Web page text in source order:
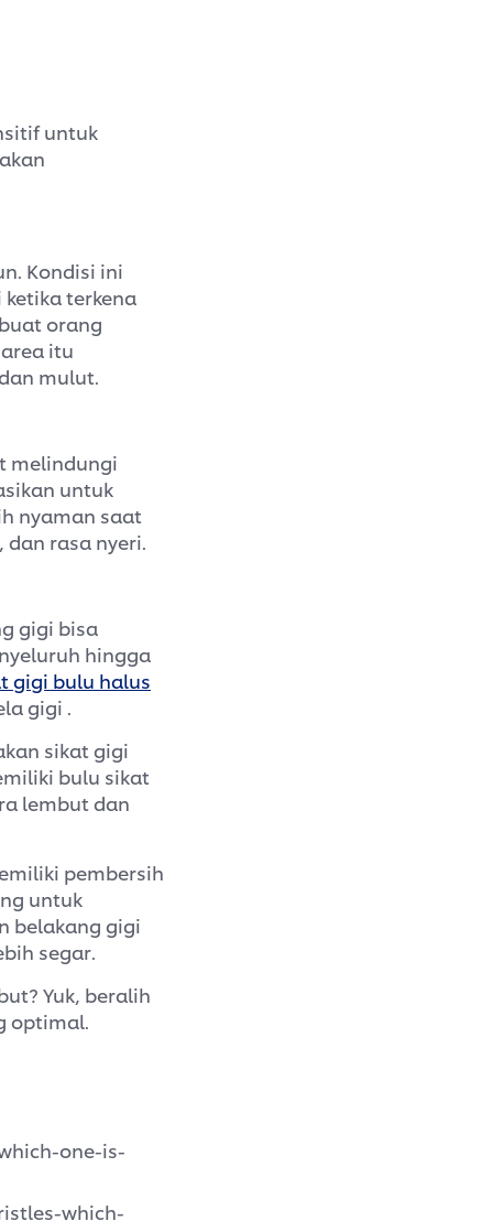
untuk
Kondisi ini
terkena
orang
itu
mulut.
melindungi
untuk
nyaman saat
rasa nyeri.
gigi bisa
hingga
gigi bulu halus
gigi .
sikat gigi
bulu sikat
lembut dan
pembersih
untuk
belakang gigi
segar.
Yuk, beralih
optimal.
one-is-
which-